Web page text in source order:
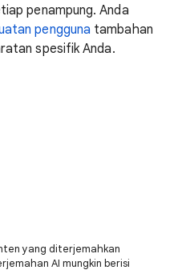
penampung. Anda
pengguna tambahan
spesifik Anda.
yang diterjemahkan
AI mungkin berisi